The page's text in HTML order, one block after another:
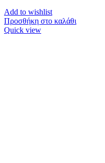
Add to wishlist
Προσθήκη στο καλάθι
Quick view